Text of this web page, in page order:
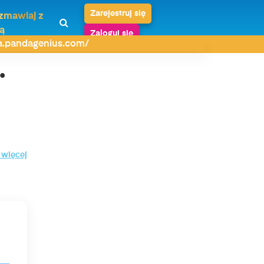
z
Zarejestruj się
Zaloguj się